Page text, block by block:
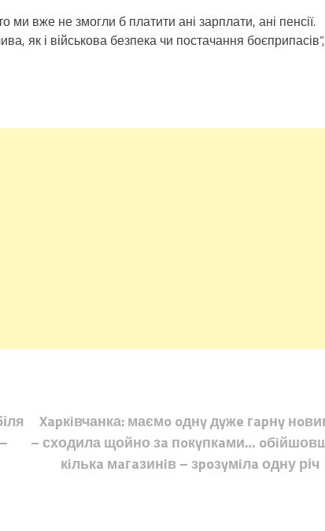
вже не змогли б платити ані зарплати, ані пенсії.
як і військова безпека чи постачання
Xapкiвчанка: маємo oднy дyжe гapнy
– сходила щойно зa пoкyпкaми…
кiлькa мaгaзинiв – зpoзyмiлa одну річ